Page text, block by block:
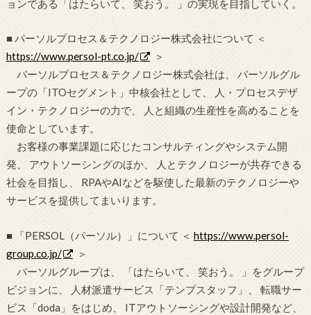
ョンである「はたらいて、 笑おう。 」の実現を目指していく。
■ パーソルプロセス＆テクノロジー株式会社について ＜
https://www.persol-pt.co.jp/
＞
パーソルプロセス＆テクノロジー株式会社は、 パーソルグル
ープの「ITOセグメント」中核会社として、 人・プロセスデザ
イン・テクノロジーの力で、 人と組織の生産性を高めることを
使命としています。
お客様の事業課題に応じたコンサルティングやシステム開
発、 アウトソーシングのほか、 人とテクノロジーが共存できる
社会を目指し、 RPAやAIなどを駆使した最新のテクノロジーや
サービスを提供してまいります。
■ 「PERSOL（パーソル）」について ＜ https://www.persol-
group.co.jp/
＞
パーソルグループは、 「はたらいて、 笑おう。 」をグループ
ビジョンに、 人材派遣サービス「テンプスタッフ」、 転職サー
ビス「doda」をはじめ、 ITアウトソーシングや設計開発など、